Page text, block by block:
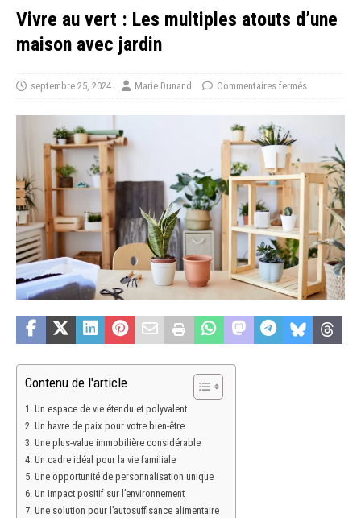
Vivre au vert : Les multiples atouts d’une
maison avec jardin
septembre 25, 2024 Marie Dunand Commentaires fermés
Contenu de l'article
Un espace de vie étendu et polyvalent
Un havre de paix pour votre bien-être
Une plus-value immobilière considérable
Un cadre idéal pour la vie familiale
Une opportunité de personnalisation unique
Un impact positif sur l’environnement
Une solution pour l’autosuffisance alimentaire